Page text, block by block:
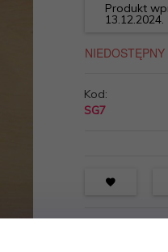
Produkt
13.12.2024.
Kod:
SG7